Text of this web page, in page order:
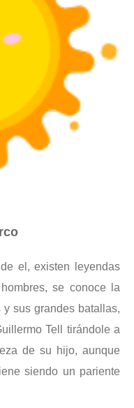
el, existen leyendas
se conoce la
sus grandes batallas,
Tell tirándole a
de su hijo, aunque
siendo un pariente